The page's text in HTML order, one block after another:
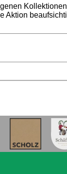
Aktion